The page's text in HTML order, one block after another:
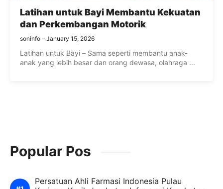
Latihan untuk Bayi Membantu Kekuatan
dan Perkembangan Motorik
soninfo January 15, 2026
Latihan untuk Bayi – Sama seperti membantu anak-
anak yang lebih besar dan orang dewasa, olahraga ...
Popular Pos
Persatuan Ahli Farmasi Indonesia Pulau